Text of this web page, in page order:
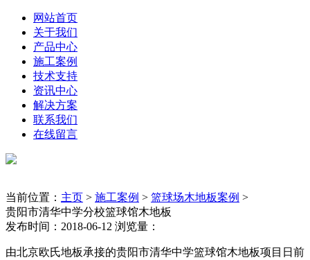
网站首页
关于我们
产品中心
施工案例
技术支持
资讯中心
解决方案
联系我们
在线留言
当前位置： 主页 > 施工案例 > 篮球场木地板案例 >
贵阳市清华中学分校篮球馆木地板
发布时间：2018-06-12 浏览量：
由北京欧氏地板承接的贵阳市清华中学篮球馆木地板项目日前